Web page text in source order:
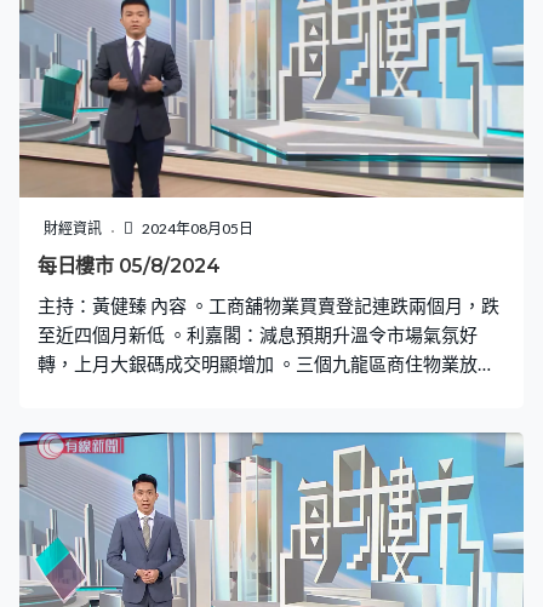
財經資訊 2024年08月05日
每日樓市 05/8/2024
主持：黃健臻 內容 。工商舖物業買賣登記連跌兩個月，跌
至近四個月新低 。利嘉閣：減息預期升溫令市場氣氛好
轉，上月大銀碼成交明顯增加 。三個九龍區商住物業放